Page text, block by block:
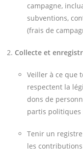
campagne,
subventions,
(frais de
Collecte et
Veiller à ce que
respectent la
dons de
partis
Tenir un
les